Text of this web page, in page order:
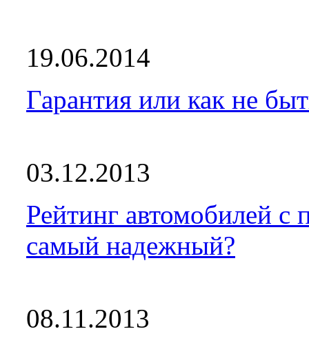
19.06.2014
Гарантия или как не
03.12.2013
Рейтинг автомобилей с
самый надежный?
08.11.2013